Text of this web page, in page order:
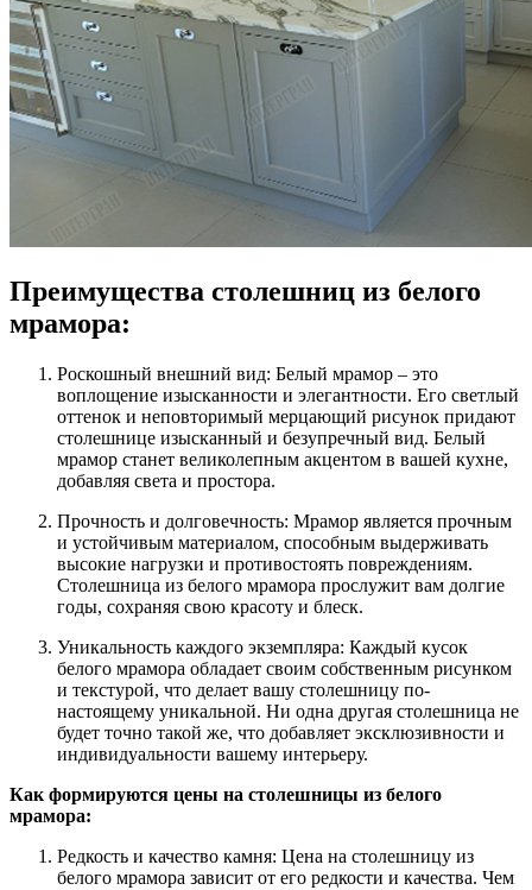
Преимущества столешниц из белого
мрамора:
Роскошный внешний вид: Белый мрамор – это
воплощение изысканности и элегантности. Его светлый
оттенок и неповторимый мерцающий рисунок придают
столешнице изысканный и безупречный вид. Белый
мрамор станет великолепным акцентом в вашей кухне,
добавляя света и простора.
Прочность и долговечность: Мрамор является прочным
и устойчивым материалом, способным выдерживать
высокие нагрузки и противостоять повреждениям.
Столешница из белого мрамора прослужит вам долгие
годы, сохраняя свою красоту и блеск.
Уникальность каждого экземпляра: Каждый кусок
белого мрамора обладает своим собственным рисунком
и текстурой, что делает вашу столешницу по-
настоящему уникальной. Ни одна другая столешница не
будет точно такой же, что добавляет эксклюзивности и
индивидуальности вашему интерьеру.
Как формируются цены на столешницы из белого
мрамора:
Редкость и качество камня: Цена на столешницу из
белого мрамора зависит от его редкости и качества. Чем